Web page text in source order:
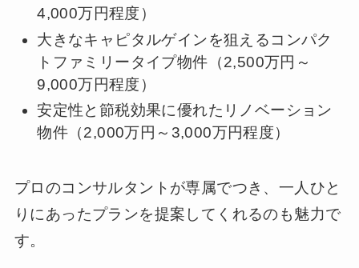
4,000万円程度）
大きなキャピタルゲインを狙えるコンパク
トファミリータイプ物件（2,500万円～
9,000万円程度）
安定性と節税効果に優れたリノベーション
物件（2,000万円～3,000万円程度）
プロのコンサルタントが専属でつき、一人ひと
りにあったプランを提案してくれるのも魅力で
す。